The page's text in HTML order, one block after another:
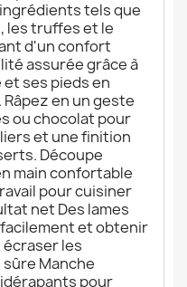
tels que
les truffes et le
d'un confort
assurée grâce à
ses pieds en
en un geste
ou chocolat pour
et une finition
Découpe
main confortable
pour cuisiner
net Des lames
et obtenir
les
Manche
pour